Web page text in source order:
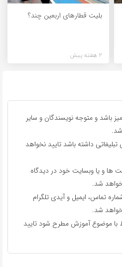
بلیت قطارهای اربعین چند؟
2 هفته پیش
باشد و متوجه نویسندگان و سایر
شد.
داشته باشد تایید نخواهد
ها و یا وبسایت خود در دیدگاه
شد.
تماس، ایمیل و آیدی تلگرام
شد.
با موضوع آموزش مطرح شود تایید